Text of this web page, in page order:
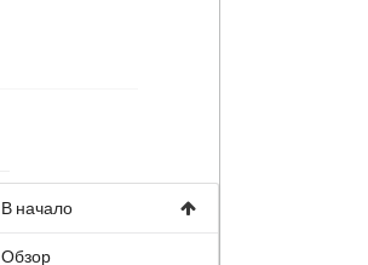
В начало
Обзор